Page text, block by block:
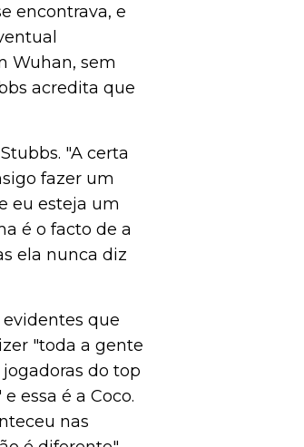
encontrava, e
Wuhan, sem
acredita que
"A certa
fazer um
eu esteja um
é o facto de a
ela nunca diz
que
"toda a gente
do top
essa é a Coco.
nas